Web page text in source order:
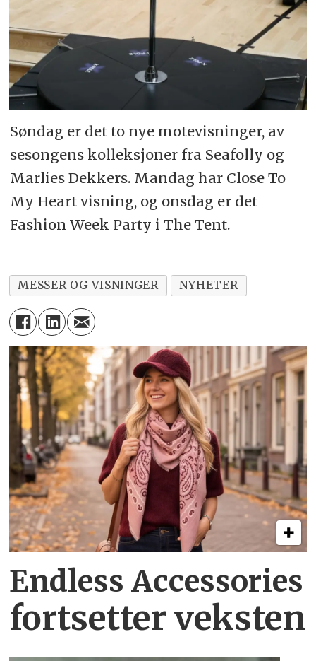
Søndag er det to nye motevisninger, av
sesongens kolleksjoner fra Seafolly og
Marlies Dekkers. Mandag har Close To
My Heart visning, og onsdag er det
Fashion Week Party i The Tent.
MESSER OG VISNINGER NYHETER
Endless Accessories
fortsetter veksten